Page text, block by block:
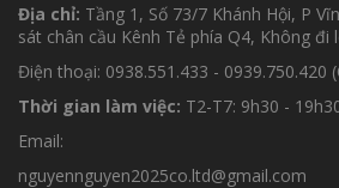
Địa chỉ: Tầng 1, Số 73/7 Khánh Hội, P
sát chân cầu Kênh Tẻ phía Q4, Không đi
Điện thoại: 0938.551.433 - 0939.750.420
Thời gian làm việc: T2-T7: 9h30 -
Email:
nguyennguyen2025co.ltd@gmail.com